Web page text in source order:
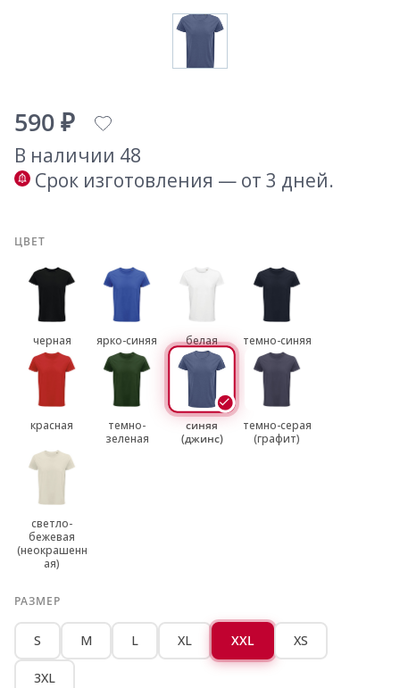
590 ₽
В наличии 48
Срок изготовления — от 3 дней.
ЦВЕТ
черная ярко-синяя белая темно-синяя
красная
темно-
зеленая
синяя
(джинс)
темно-серая
(графит)
светло-
бежевая
(неокрашенн
ая)
РАЗМЕР
S M L XL XXL XS
3XL